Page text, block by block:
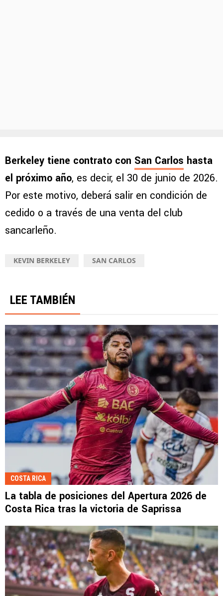
Berkeley tiene contrato con San Carlos hasta
el próximo año, es decir, el 30 de junio de 2026.
Por este motivo, deberá salir en condición de
cedido o a través de una venta del club
sancarleño.
KEVIN BERKELEY SAN CARLOS
LEE TAMBIÉN
COSTA RICA
La tabla de posiciones del Apertura 2026 de
Costa Rica tras la victoria de Saprissa